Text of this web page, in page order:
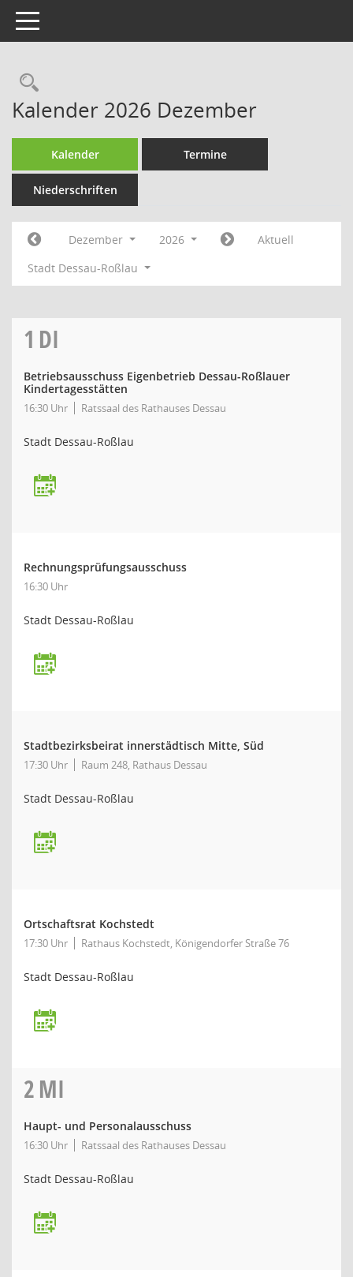
Toggle navigation
Rechercheauswahl
Kalender 2026 Dezember
Kalender Termine
Niederschriften
Dezember 2026
Aktuell
Stadt Dessau-Roßlau
1 DI
Betriebsausschuss Eigenbetrieb Dessau-Roßlauer
Kindertagesstätten
16:30 Uhr Ratssaal des Rathauses Dessau
Stadt Dessau-Roßlau
Rechnungsprüfungsausschuss
16:30 Uhr
Stadt Dessau-Roßlau
Stadtbezirksbeirat innerstädtisch Mitte, Süd
17:30 Uhr Raum 248, Rathaus Dessau
Stadt Dessau-Roßlau
Ortschaftsrat Kochstedt
17:30 Uhr Rathaus Kochstedt, Königendorfer Straße 76
Stadt Dessau-Roßlau
2MI
Haupt- und Personalausschuss
16:30 Uhr Ratssaal des Rathauses Dessau
Stadt Dessau-Roßlau